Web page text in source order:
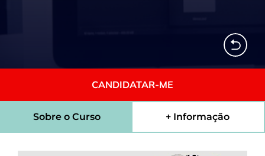
CANDIDATAR-ME
Sobre o Curso + Informação